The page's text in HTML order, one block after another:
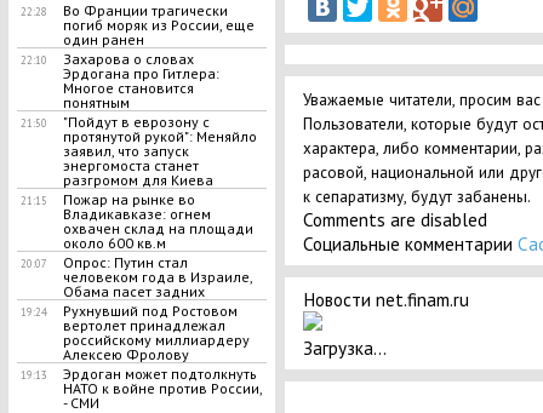
22:28
Во Франции трагически
погиб моряк из России, еще
один ранен
22:10
Захарова о словах
Эрдогана про Гитлера:
Многое становится
понятным
21:50
"Пойдут в еврозону с
протянутой рукой": Меняйло
заявил, что запуск
энергомоста станет
разгромом для Киева
21:15
Пожар на рынке во
Владикавказе: огнем
охвачен склад на площади
около 600 кв.м
20:07
Опрос: Путин стал
человеком года в Израиле,
Обама пасет задних
19:24
Рухнувший под Ростовом
вертолет принадлежал
российскому миллиардеру
Алексею Фролову
19:13
Эрдоган может подтолкнуть
НАТО к войне против России,
- СМИ
Уважаемые читатели, просим
Пользователи, которые будут
характера, либо комментарии,
расовой, национальной или
к сепаратизму, будут забанены.
Comments are disabled
Социальные комментарии
Новости net.finam.ru
Загрузка...